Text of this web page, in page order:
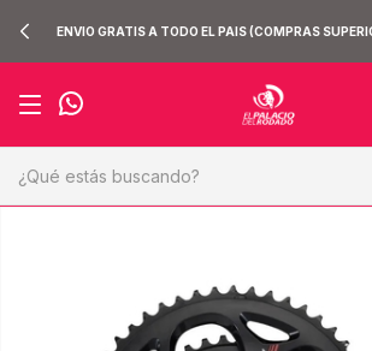
ENVIO GRATIS A TODO EL PAIS (COMPRAS